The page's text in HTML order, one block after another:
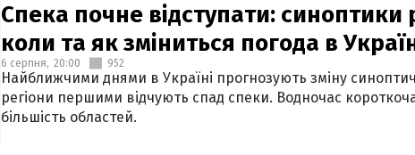
Спека почне відступати: синоптики
коли та як зміниться погода в
6 серпня, 20:00 952
Найближчими днями в Україні прогнозують зміну
регіони першими відчують спад спеки. Водночас
більшість областей.